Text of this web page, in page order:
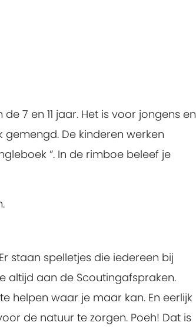
7 en 11 jaar. Het is voor jongens en
De kinderen werken
”. In de rimboe beleef je
staan spelletjes die iedereen bij
altijd aan de Scoutingafspraken.
helpen waar je maar kan. En eerlijk
de natuur te zorgen. Poeh! Dat is